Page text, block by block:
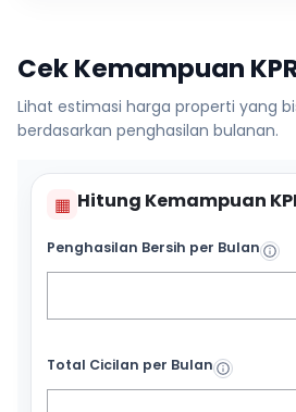
Cek Kemampuan
Lihat estimasi harga properti yang
berdasarkan penghasilan bulanan.
▦ Hitung Kemampuan
Penghasilan Bersih per Bulan
Total Cicilan per Bulan